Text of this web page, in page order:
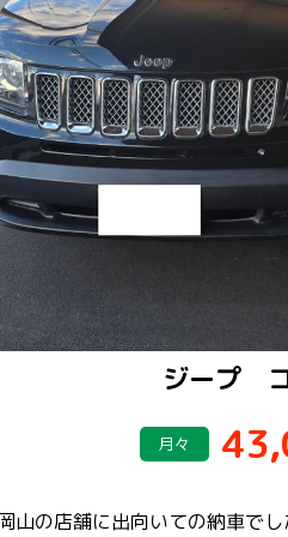
ジープ
月々
山の店舗に出向いての納車で